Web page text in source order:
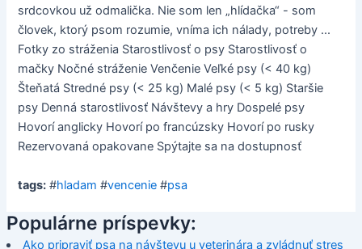
srdcovkou už odmalička. Nie som len „hlídačka“ - som
človek, ktorý psom rozumie, vníma ich nálady, potreby ...
Fotky zo stráženia Starostlivosť o psy Starostlivosť o
mačky Nočné stráženie Venčenie Veľké psy (< 40 kg)
Šteňatá Stredné psy (< 25 kg) Malé psy (< 5 kg) Staršie
psy Denná starostlivosť Návštevy a hry Dospelé psy
Hovorí anglicky Hovorí po francúzsky Hovorí po rusky
Rezervovaná opakovane Spýtajte sa na dostupnosť
tags: #hladam #vencenie #psa
Populárne príspevky:
Ako pripraviť psa na návštevu u veterinára a zvládnuť stres